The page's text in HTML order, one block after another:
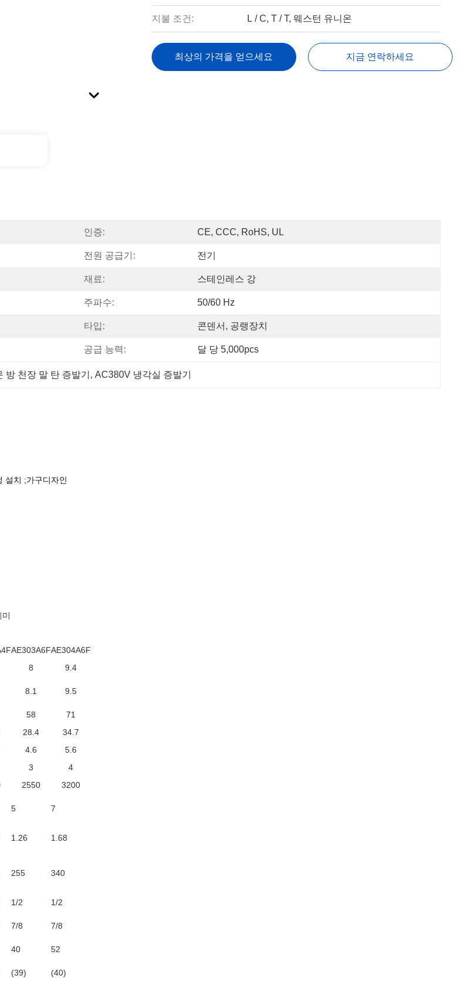
지불 조건: L / C, T / T, 웨스턴 유니온
최상의 가격을 얻으세요 지금 연락하세요
인증: CE, CCC, RoHS, UL
전원 공급기: 전기
재료: 스테인레스 강
주파수: 50/60 Hz
타입: 콘덴서, 공랭장치
공급 능력: 달 당 5,000pcs
방 천장 말 탄 증발기 , AC380V 냉각실 증발기
설치 ;가구디자인
AE303A6FAE304A6F
8
9.4
8.1
9.5
58
71
28.4
34.7
4.6
5.6
3
4
2550
3200
5
7
1.26 1.68
255 340
1/2
1/2
7/8
7/8
40
52
(39) (40)